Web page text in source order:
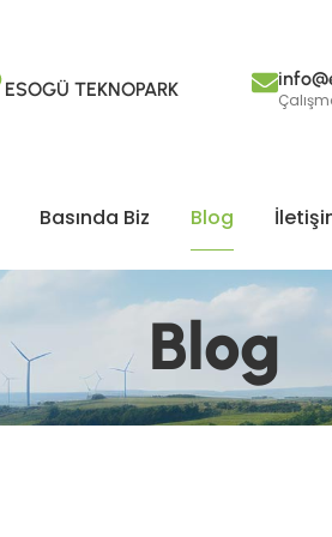
ESOGÜ TEKNOPARK
Basında Biz Blog
Blog